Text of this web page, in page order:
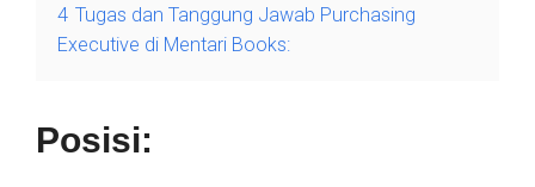
4 Tugas dan Tanggung Jawab Purchasing
Executive di Mentari Books:
Posisi: